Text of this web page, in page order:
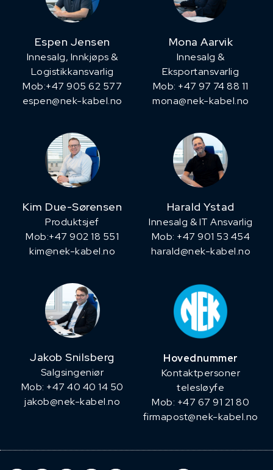
Espen Jensen
Innesalg, ​Innkjøps &
Logistikkansvarlig
Mob:+47 905 62 577
espen@nek-kabel.no
Mona Aarvik
Innesalg &
Eksportansvarlig
Mob: +47 97 74 88 11
mona@nek-kabel.no
Kim Due-Sørensen
Produktsjef
​Mob:+47 902 18 551
kim@nek-kabel.no
Harald Ystad
Innesalg & IT Ansvarlig
Mob: +47 901 53 454
harald@nek-kabel.no
Jakob Snilsberg
​Salgsingeniør
Mob: +47 40 40 14 50
jakob@nek-kabel.no
Hovednummer
Kontaktpersoner
telesløyfe
Mob: +47 67 91 21 80
firmapost@nek-kabel.no